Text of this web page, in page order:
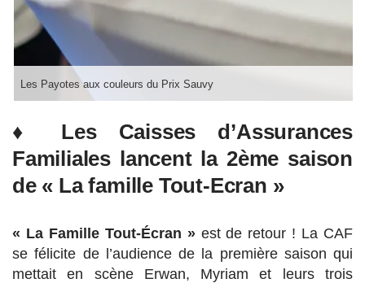
Les Payotes aux couleurs du Prix Sauvy
♦ Les Caisses d’Assurances
Familiales lancent la 2ème saison
de « La famille Tout-Ecran »
« La Famille Tout-Écran »est de retour ! La CAF
se félicite de l’audience de la première saison qui
mettait en scène Erwan, Myriam et leurs trois